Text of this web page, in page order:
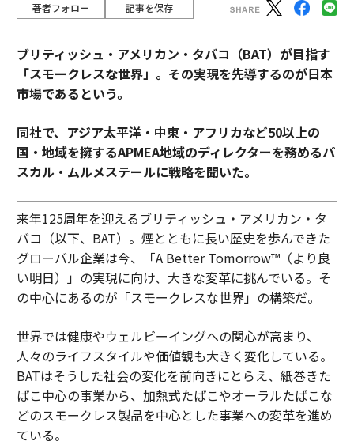
著者フォロー 記事を保存
ブリティッシュ・アメリカン・タバコ（BAT）が目指す
「スモークレスな世界」。その実現を先導するのが日本
市場であるという。
同社で、アジア太平洋・中東・アフリカなど50以上の
国・地域を擁するAPMEA地域のディレクターを務めるパ
スカル・ムルメステールに戦略を聞いた。
来年125周年を迎えるブリティッシュ・アメリカン・タ
バコ（以下、BAT）。煙とともに長い歴史を歩んできた
グローバル企業は今、「A Better Tomorrow™（より良
い明日）」の実現に向け、大きな変革に挑んでいる。そ
の中心にあるのが「スモークレスな世界」の構築だ。
世界では健康やウェルビーイングへの関心が高まり、
人々のライフスタイルや価値観も大きく変化している。
BATはそうした社会の変化を前向きにとらえ、紙巻きた
ばこ中心の事業から、加熱式たばこやオーラルたばこな
どのスモークレス製品を中心とした事業への変革を進め
ている。